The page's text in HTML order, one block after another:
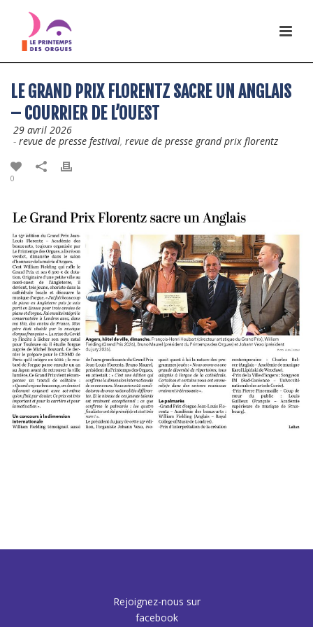
LE GRAND PRIX FLORENTZ SACRE UN ANGLAIS
– COURRIER DE L’OUEST
29 avril 2026
- revue de presse festival, revue de presse grand prix florentz
0
Rejoignez-nous sur
facebook